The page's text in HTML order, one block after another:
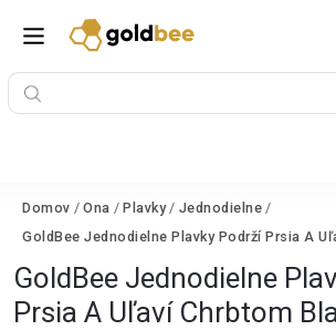
Domov / Ona / Plavky / Jednodielne /
GoldBee Jednodielne Plavky Podrží Prsia A
GoldBee Jednodielne
Prsia A Uľaví Chrbtom